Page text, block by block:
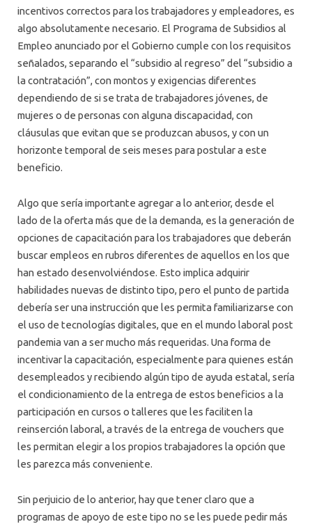
incentivos correctos para los trabajadores y empleadores, es
algo absolutamente necesario. El Programa de Subsidios al
Empleo anunciado por el Gobierno cumple con los requisitos
señalados, separando el “subsidio al regreso” del “subsidio a
la contratación”, con montos y exigencias diferentes
dependiendo de si se trata de trabajadores jóvenes, de
mujeres o de personas con alguna discapacidad, con
cláusulas que evitan que se produzcan abusos, y con un
horizonte temporal de seis meses para postular a este
beneficio.
Algo que sería importante agregar a lo anterior, desde el
lado de la oferta más que de la demanda, es la generación de
opciones de capacitación para los trabajadores que deberán
buscar empleos en rubros diferentes de aquellos en los que
han estado desenvolviéndose. Esto implica adquirir
habilidades nuevas de distinto tipo, pero el punto de partida
debería ser una instrucción que les permita familiarizarse con
el uso de tecnologías digitales, que en el mundo laboral post
pandemia van a ser mucho más requeridas. Una forma de
incentivar la capacitación, especialmente para quienes están
desempleados y recibiendo algún tipo de ayuda estatal, sería
el condicionamiento de la entrega de estos beneficios a la
participación en cursos o talleres que les faciliten la
reinserción laboral, a través de la entrega de vouchers que
les permitan elegir a los propios trabajadores la opción que
les parezca más conveniente.
Sin perjuicio de lo anterior, hay que tener claro que a
programas de apoyo de este tipo no se les puede pedir más